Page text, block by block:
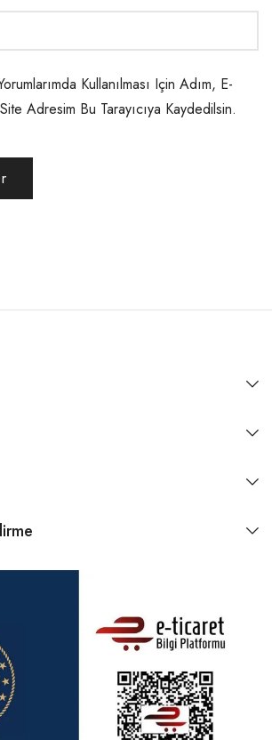
Kullanılması Için Adım, E-
Adresim Bu Tarayıcıya Kaydedilsin.